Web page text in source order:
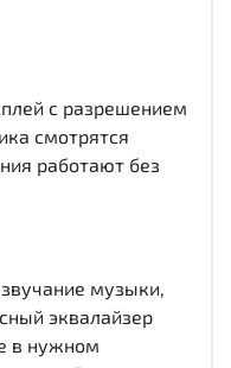
c разрешением
смотрятся
работают без
музыки,
эквалайзер
в нужном